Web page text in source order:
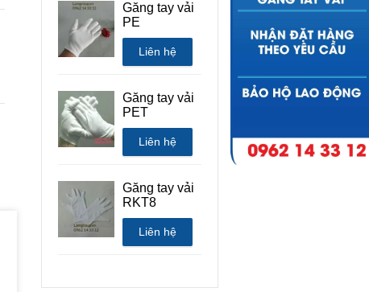
Găng tay vải
PE
Liên hệ
Găng tay vải
PET
Liên hệ
Găng tay vải
RKT8
Liên hệ